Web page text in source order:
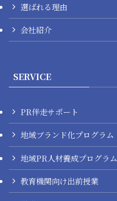
選ばれる理由
会社紹介
SERVICE
PR伴走サポート
地域ブランド化プログラム
地域PR人材養成プログラム
教育機関向け出前授業